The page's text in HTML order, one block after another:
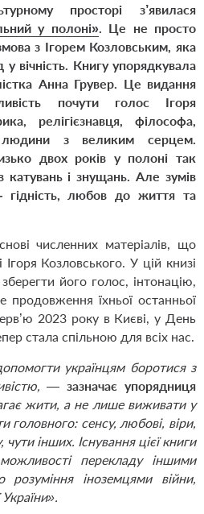
просторі з’явилася
у полоні». Це не просто
з Ігорем Козловським, яка
у вічність. Книгу упорядкувала
Анна Грувер. Це видання
почути голос Ігоря
релігієзнавця, філософа,
людини з великим серцем.
двох років у полоні так
катувань і знущань. Але зумів
гідність, любов до життя та
численних матеріалів, що
Козловського. У цій книзі
його голос, інтонацію,
їхньої останньої
2023 року в Києві, у День
стала спільною для всіх нас.
українцям боротися з
— зазначає упорядниця
жити, а не лише виживати у
головного: сенсу, любові, віри,
чути інших. Існування цієї книги
перекладу іншими
іноземцями війни,